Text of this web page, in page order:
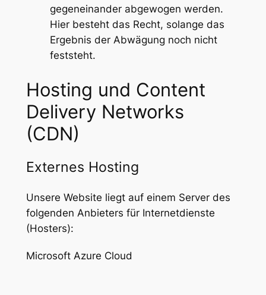
gegeneinander abgewogen werden.
Hier besteht das Recht, solange das
Ergebnis der Abwägung noch nicht
feststeht.
Hosting und Content
Delivery Networks
(CDN)
Externes Hosting
Unsere Website liegt auf einem Server des
folgenden Anbieters für Internetdienste
(Hosters):
Microsoft Azure Cloud